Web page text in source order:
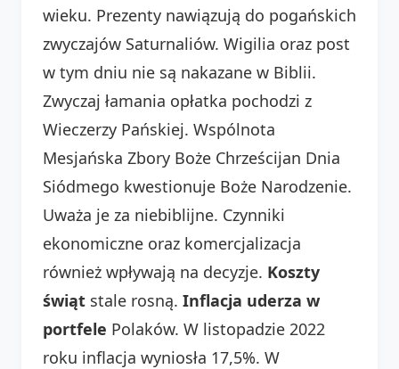
wieku. Prezenty nawiązują do pogańskich
zwyczajów Saturnaliów. Wigilia oraz post
w tym dniu nie są nakazane w Biblii.
Zwyczaj łamania opłatka pochodzi z
Wieczerzy Pańskiej. Wspólnota
Mesjańska Zbory Boże Chrześcijan Dnia
Siódmego kwestionuje Boże Narodzenie.
Uważa je za niebiblijne. Czynniki
ekonomiczne oraz komercjalizacja
również wpływają na decyzje. Koszty
świąt stale rosną. Inflacja uderza w
portfele Polaków. W listopadzie 2022
roku inflacja wyniosła 17,5%. W